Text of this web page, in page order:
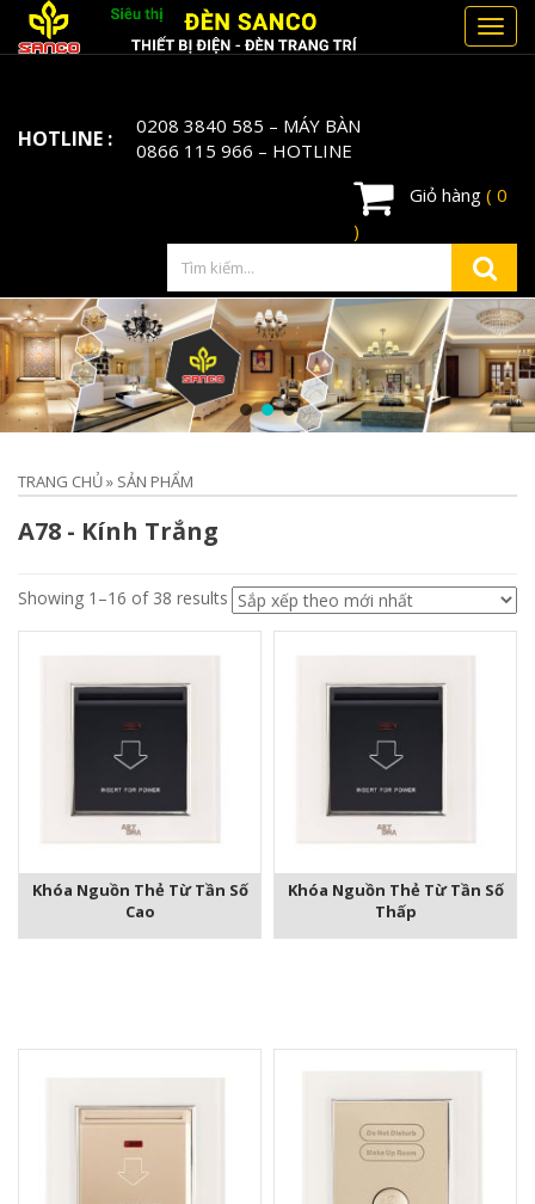
HOTLINE : 0208 3840 585 – MÁY BÀN
0866 115 966 – HOTLINE
Giỏ hàng ( 0
)
TRANG CHỦ» SẢN PHẨM
A78 - Kính Trắng
Showing 1–16 of 38 results
Khóa Nguồn Thẻ Từ Tần Số
Cao
Khóa Nguồn Thẻ Từ Tần Số
Thấp